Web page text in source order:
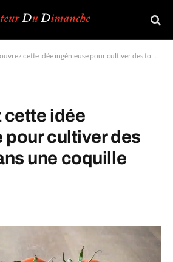
cette idée ingénieuse pour cultiver des tomates dans une coquille d’oeuf
cette idée
pour cultiver des
une coquille